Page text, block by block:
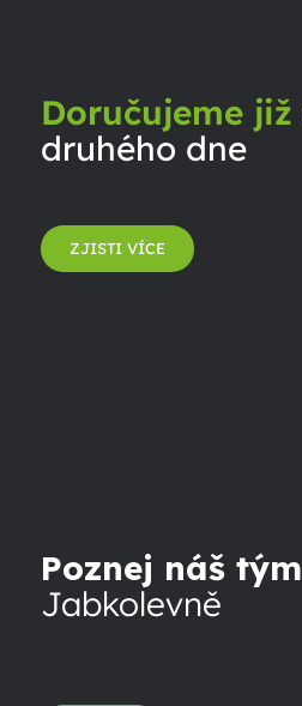
Doručujeme již
druhého dne
ZJISTI VÍCE
Poznej náš tým
Jabkolevně